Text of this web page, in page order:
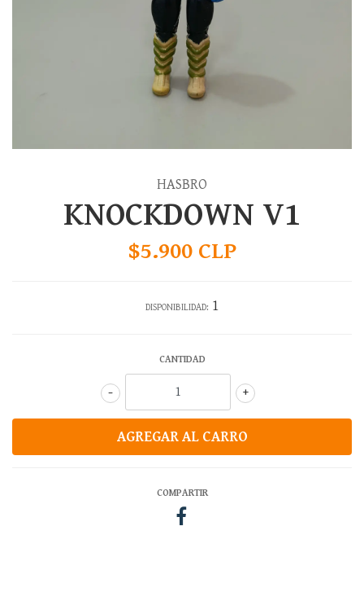
HASBRO
KNOCKDOWN V1
$5.900 CLP
DISPONIBILIDAD: 1
CANTIDAD
+
-
COMPARTIR